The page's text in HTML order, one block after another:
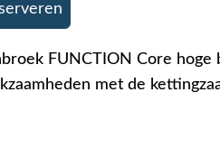
FUNCTION Core
met de